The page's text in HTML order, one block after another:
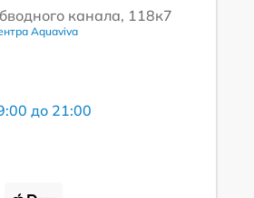
канала, 118к7
Aquaviva
до 21:00